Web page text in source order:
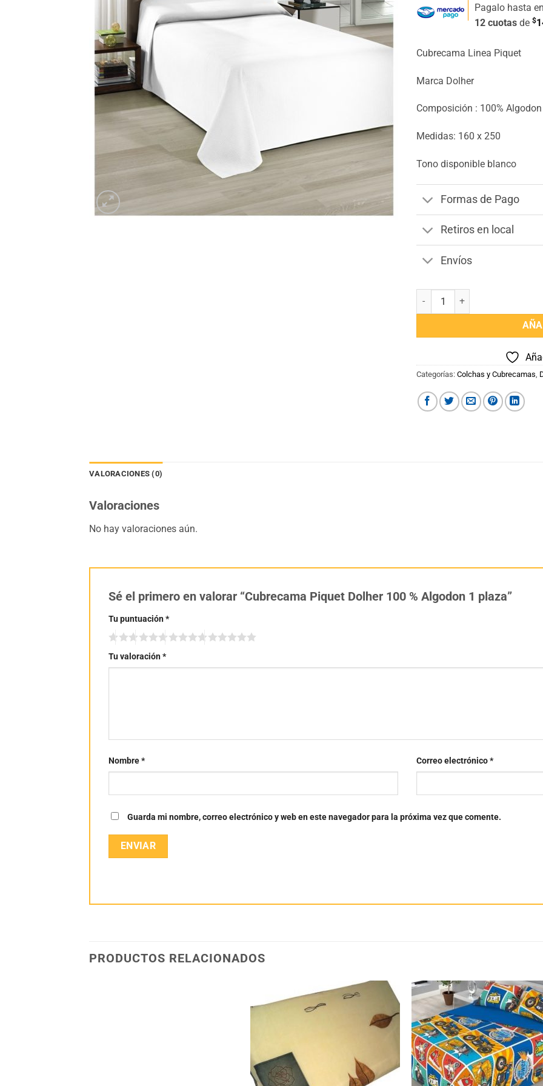
Pagalo hasta
12 cuotas de $
Cubrecama Linea Piquet
Marca Dolher
Composición : 100% Algodon
Medidas: 160 x 250
Tono disponible blanco
Formas de Pago
Retiros en local
Envíos
Cubrecama Piquet Dolher 100
Categorías: Colchas y Cubrecamas,
VALORACIONES (0)
Valoraciones
No hay valoraciones aún.
Sé el primero en valorar “Cubrecama Piquet Dolher 100 % Algodon 1 plaza”
Tu puntuación*
Tu valoración*
Nombre* Correo electrónico*
Guarda mi nombre, correo electrónico y web en este navegador para la próxima vez que comente.
PRODUCTOS RELACIONADOS
Añadir
a la
lista
a